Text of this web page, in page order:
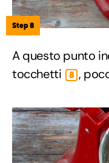
Step 8
A questo punto
tocchetti
8 ,